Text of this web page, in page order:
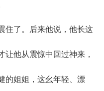
了。后来他说，他长这
让他从震惊中回过神来，
的姐姐，这幺年轻、漂